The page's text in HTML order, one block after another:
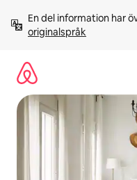
innehåll
En del information har
originalspråk